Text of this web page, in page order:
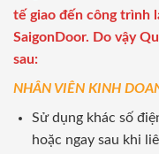
tế giao đến công trình
SaigonDoor. Do vậy
sau:
NHÂN VIÊN KINH
Sử dụng khác số
hoặc ngay sau khi